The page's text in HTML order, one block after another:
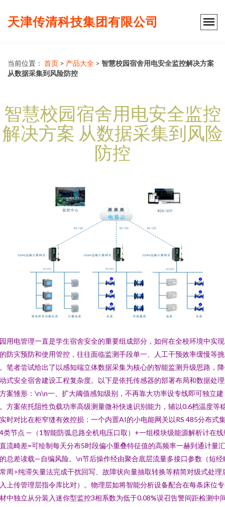
天津传清科技集团有限公司
当前位置： 首页 > 产品大全 > 智慧校园宿舍用电安全监控解决方案
从数据采集到风险防控
智慧校园宿舍用电安全监控
解决方案 从数据采集到风险
防控
用电管理一直是学生宿舍安全的重要组成部分，如何在全校环境中实
防灾预防和使用管控，往往面临监测手段单一、人工干预效率缓慢等挑
笔者尝试给出了以感知端立体数据采集为核心的智能监测升级思路，
式安全宿舍建设工程复杂度。以下是依托传感器的部署布局和数据处
案雏形：\n\n一、扩大阈值感知级别，不再靠大功率设专线即可独立建
方案依托阻性负载功率高级测量微补快速识别能力，辅以0.6档温度等
时对比在柜窄缝有效控损：一个内置AI的小电能网关以RS 485分布式
类节点 —（1智能防弧总路全机电压口取）+一组模块级能源解析计在线
流畸差=可绘制每天分布5时段偏小重叠特征值的高频率一赫到通计量
总差读载—自编风险。\n节后操作经由聚合底层流量多接口参数（短经
周>纯滞矢量法完成干扰回写、故障状向量抽取转换等精简对级式处理
上传管理层指令库比对）。物理层如将智能分析设备配合在每条床位
中独立从分装入迷你型监控3相系数为低于0.08%误召告警间距检测中